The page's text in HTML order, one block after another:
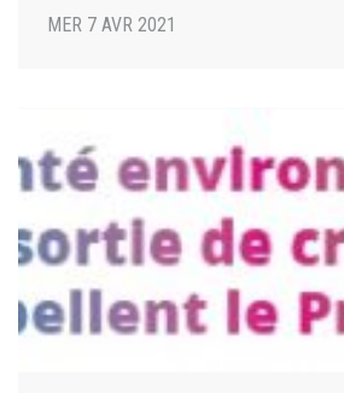
MER 7 AVR 2021